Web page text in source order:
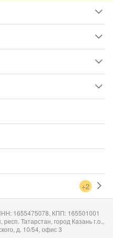
+2
1655475078, КПП: 165501001
Татарстан, город Казань г.о.,
д. 10/54, офис 3